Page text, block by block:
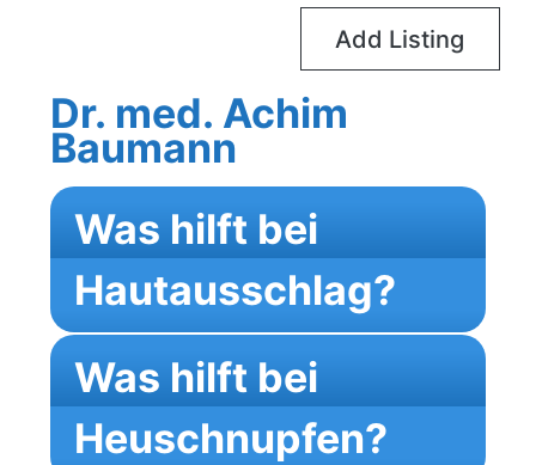
Add Listing
Dr. med. Achim
Baumann
Was hilft bei
Hautausschlag?
Was hilft bei
Heuschnupfen?